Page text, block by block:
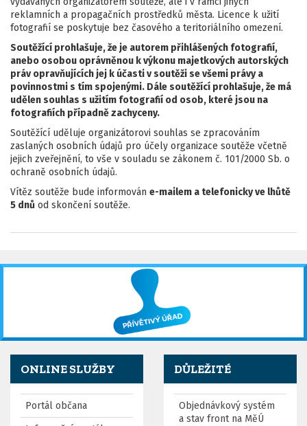
reklamních a propagačních prostředků města. Licence k užití
fotografií se poskytuje bez časového a teritoriálního omezení.
Soutěžící prohlašuje, že je autorem přihlášených fotografií,
anebo osobou oprávněnou k výkonu majetkových autorských
práv opravňujících jej k účasti v soutěži se všemi právy a
povinnostmi s tím spojenými. Dále soutěžící prohlašuje, že má
udělen souhlas s užitím fotografií od osob, které jsou na
fotografiích případně zachyceny.
Soutěžící uděluje organizátorovi souhlas se zpracováním
zaslaných osobních údajů pro účely organizace soutěže včetně
jejich zveřejnění, to vše v souladu se zákonem č. 101/2000 Sb. o
ochraně osobních údajů.
Vítěz soutěže bude informován e-mailem a telefonicky ve lhůtě
5 dnů od skončení soutěže.
ONLINE SLUŽBY
Portál občana
DŮLEŽITÉ
Objednávkový systém
a stav front na MěÚ